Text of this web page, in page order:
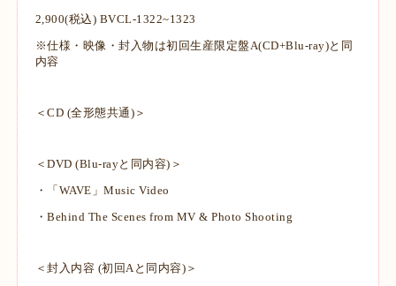
2,900(税込) BVCL-1322~1323
※仕様・映像・封入物は初回生産限定盤A(CD+Blu-ray)と同
内容
＜CD (全形態共通)＞
＜DVD (Blu-rayと同内容)＞
・「WAVE」Music Video
・Behind The Scenes from MV & Photo Shooting
＜封入内容 (初回Aと同内容)＞